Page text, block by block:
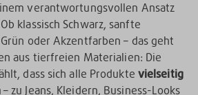
verantwortungsvollen Ansatz
klassisch Schwarz, sanfte
oder Akzentfarben – das geht
aus tierfreien Materialien: Die
dass sich alle Produkte vielseitig
– zu Jeans, Kleidern, Business-Looks